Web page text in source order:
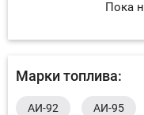
Пока
Марки топлива:
AИ-92 AИ-95